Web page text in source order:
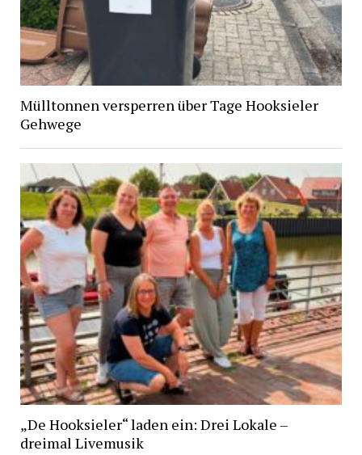
Mülltonnen versperren über Tage Hooksieler
Gehwege
„De Hooksieler“ laden ein: Drei Lokale –
dreimal Livemusik